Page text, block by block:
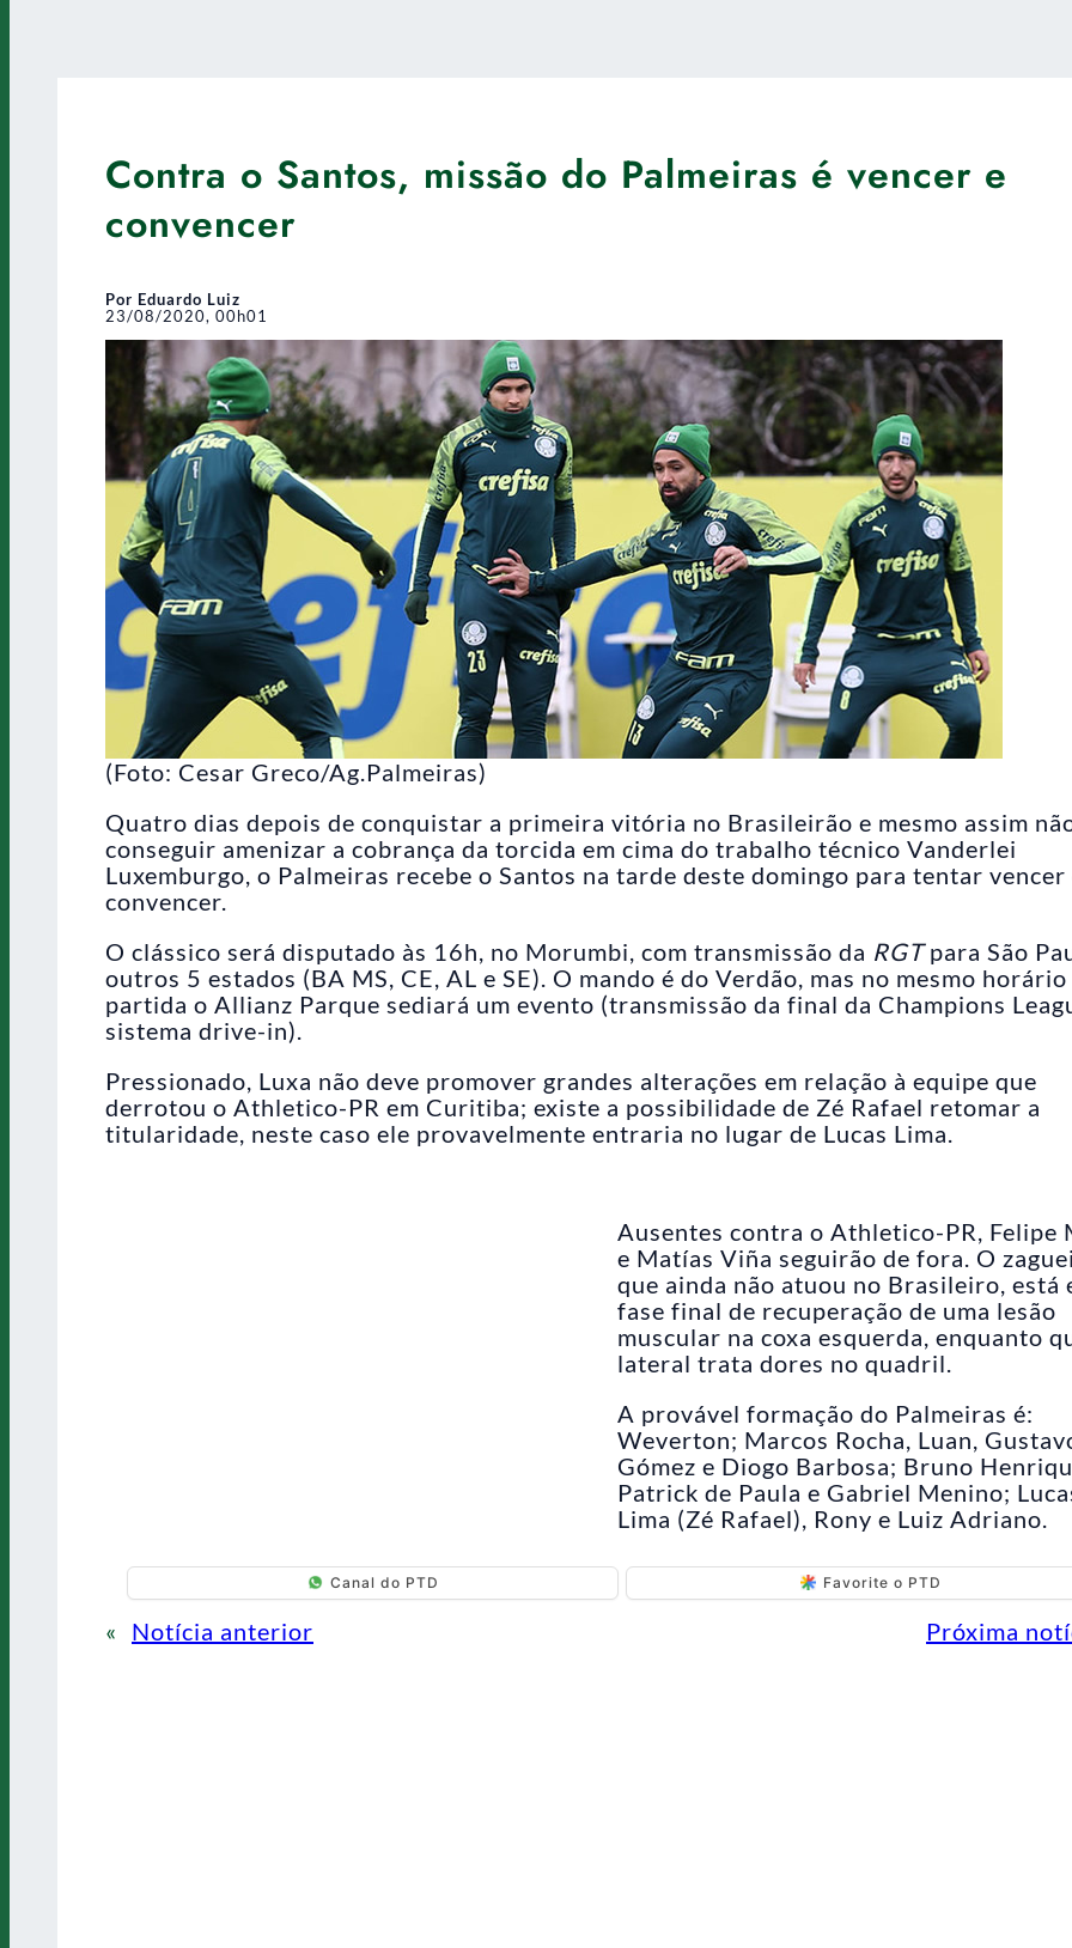
Contra o Santos, missão do Palmeiras é vencer e
convencer
Por Eduardo Luiz
23/08/2020, 00h01
(Foto: Cesar Greco/Ag.Palmeiras)
Quatro dias depois de conquistar a primeira vitória no Brasileirão e mesmo assim
conseguir amenizar a cobrança da torcida em cima do trabalho técnico Vanderlei
Luxemburgo, o Palmeiras recebe o Santos na tarde deste domingo para tentar vencer
convencer.
O clássico será disputado às 16h, no Morumbi, com transmissão da RGTpara São
outros 5 estados (BA MS, CE, AL e SE). O mando é do Verdão, mas no mesmo horário
partida o Allianz Parque sediará um evento (transmissão da final da Champions
sistema drive-in).
Pressionado, Luxa não deve promover grandes alterações em relação à equipe que
derrotou o Athletico-PR em Curitiba; existe a possibilidade de Zé Rafael retomar a
titularidade, neste caso ele provavelmente entraria no lugar de Lucas Lima.
Ausentes contra o Athletico-PR, Felipe
e Matías Viña seguirão de fora. O
que ainda não atuou no Brasileiro, está
fase final de recuperação de uma lesão
muscular na coxa esquerda, enquanto
lateral trata dores no quadril.
A provável formação do Palmeiras é:
Weverton; Marcos Rocha, Luan,
Gómez e Diogo Barbosa; Bruno
Patrick de Paula e Gabriel Menino;
Lima (Zé Rafael), Rony e Luiz Adriano.
Canal do PTD Favorite o PTD
« Notícia anterior Próxima